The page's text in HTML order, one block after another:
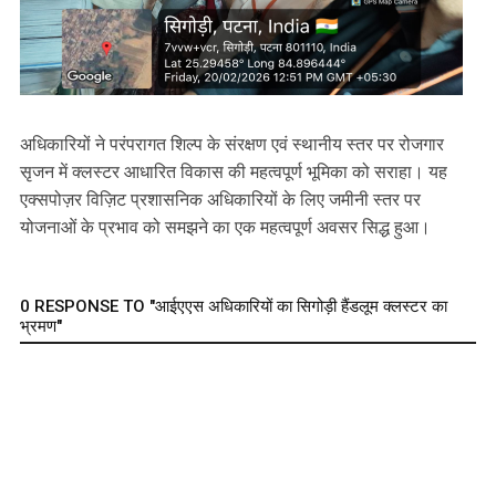
अधिकारियों ने परंपरागत शिल्प के संरक्षण एवं स्थानीय स्तर पर रोजगार
सृजन में क्लस्टर आधारित विकास की महत्वपूर्ण भूमिका को सराहा। यह
एक्सपोज़र विज़िट प्रशासनिक अधिकारियों के लिए जमीनी स्तर पर
योजनाओं के प्रभाव को समझने का एक महत्वपूर्ण अवसर सिद्ध हुआ।
0 RESPONSE TO "आईएएस अधिकारियों का सिगोड़ी हैंडलूम क्लस्टर का
भ्रमण"